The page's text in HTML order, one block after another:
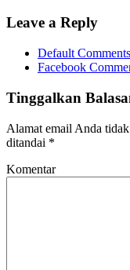
Leave a Reply
Default Comments
Facebook
Tinggalkan
Alamat email Anda
ditandai *
Komentar